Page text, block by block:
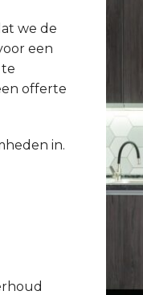
we de
een
offerte
in.